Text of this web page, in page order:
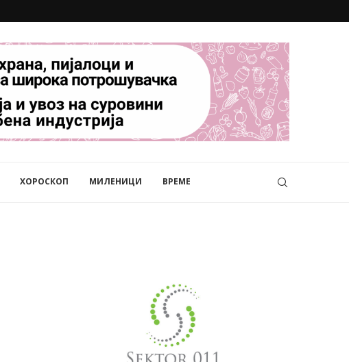
ХОРОСКОП МИЛЕНИЦИ ВРЕМЕ